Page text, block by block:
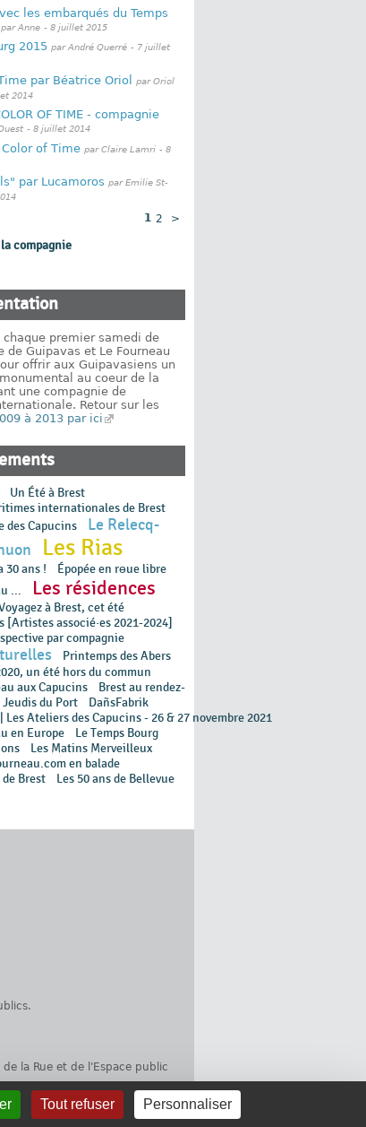
Tout refuser Personnaliser
les embarqués du Temps
par Anne - 8 juillet 2015
2015 par André Querré - 7 juillet
par Béatrice Oriol
par Oriol
2014
OF TIME - compagnie
- 8 juillet 2014
of Time par Claire Lamri - 8
par Lucamoros par Emilie St-
1 2 >
compagnie
chaque premier samedi de
de Guipavas et Le Fourneau
offrir aux Guipavasiens un
au coeur de la
une compagnie de
Retour sur les
à 2013 par ici
Un Été à Brest
internationales de Brest
des Capucins
Le Relecq-
Les Rias
30 ans !
Épopée en rɵue libre
...
Les résidences
à Brest, cet été
[Artistes associé·es 2021-2024]
par compagnie
Printemps des Abers
un été hors du commun
aux Capucins
Brest au rendez-
Jeudis du Port
DañsFabrik
Ateliers des Capucins - 26 & 27 novembre 2021
en Europe
Le Temps Bourg
Les Matins Merveilleux
en balade
Brest
Les 50 ans de Bellevue
la Rue et de l'Espace public